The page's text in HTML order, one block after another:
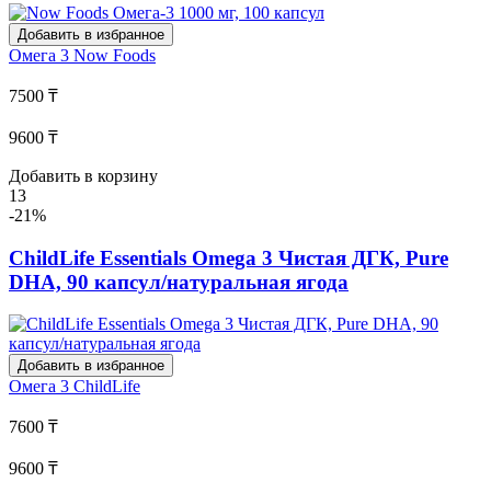
Добавить в избранное
Омега 3 Now Foods
7500 ₸
9600 ₸
Добавить в корзину
13
-21%
ChildLife Essentials Omega 3 Чистая ДГК, Pure
DHA, 90 капсул/натуральная ягода
Добавить в избранное
Омега 3 ChildLife
7600 ₸
9600 ₸